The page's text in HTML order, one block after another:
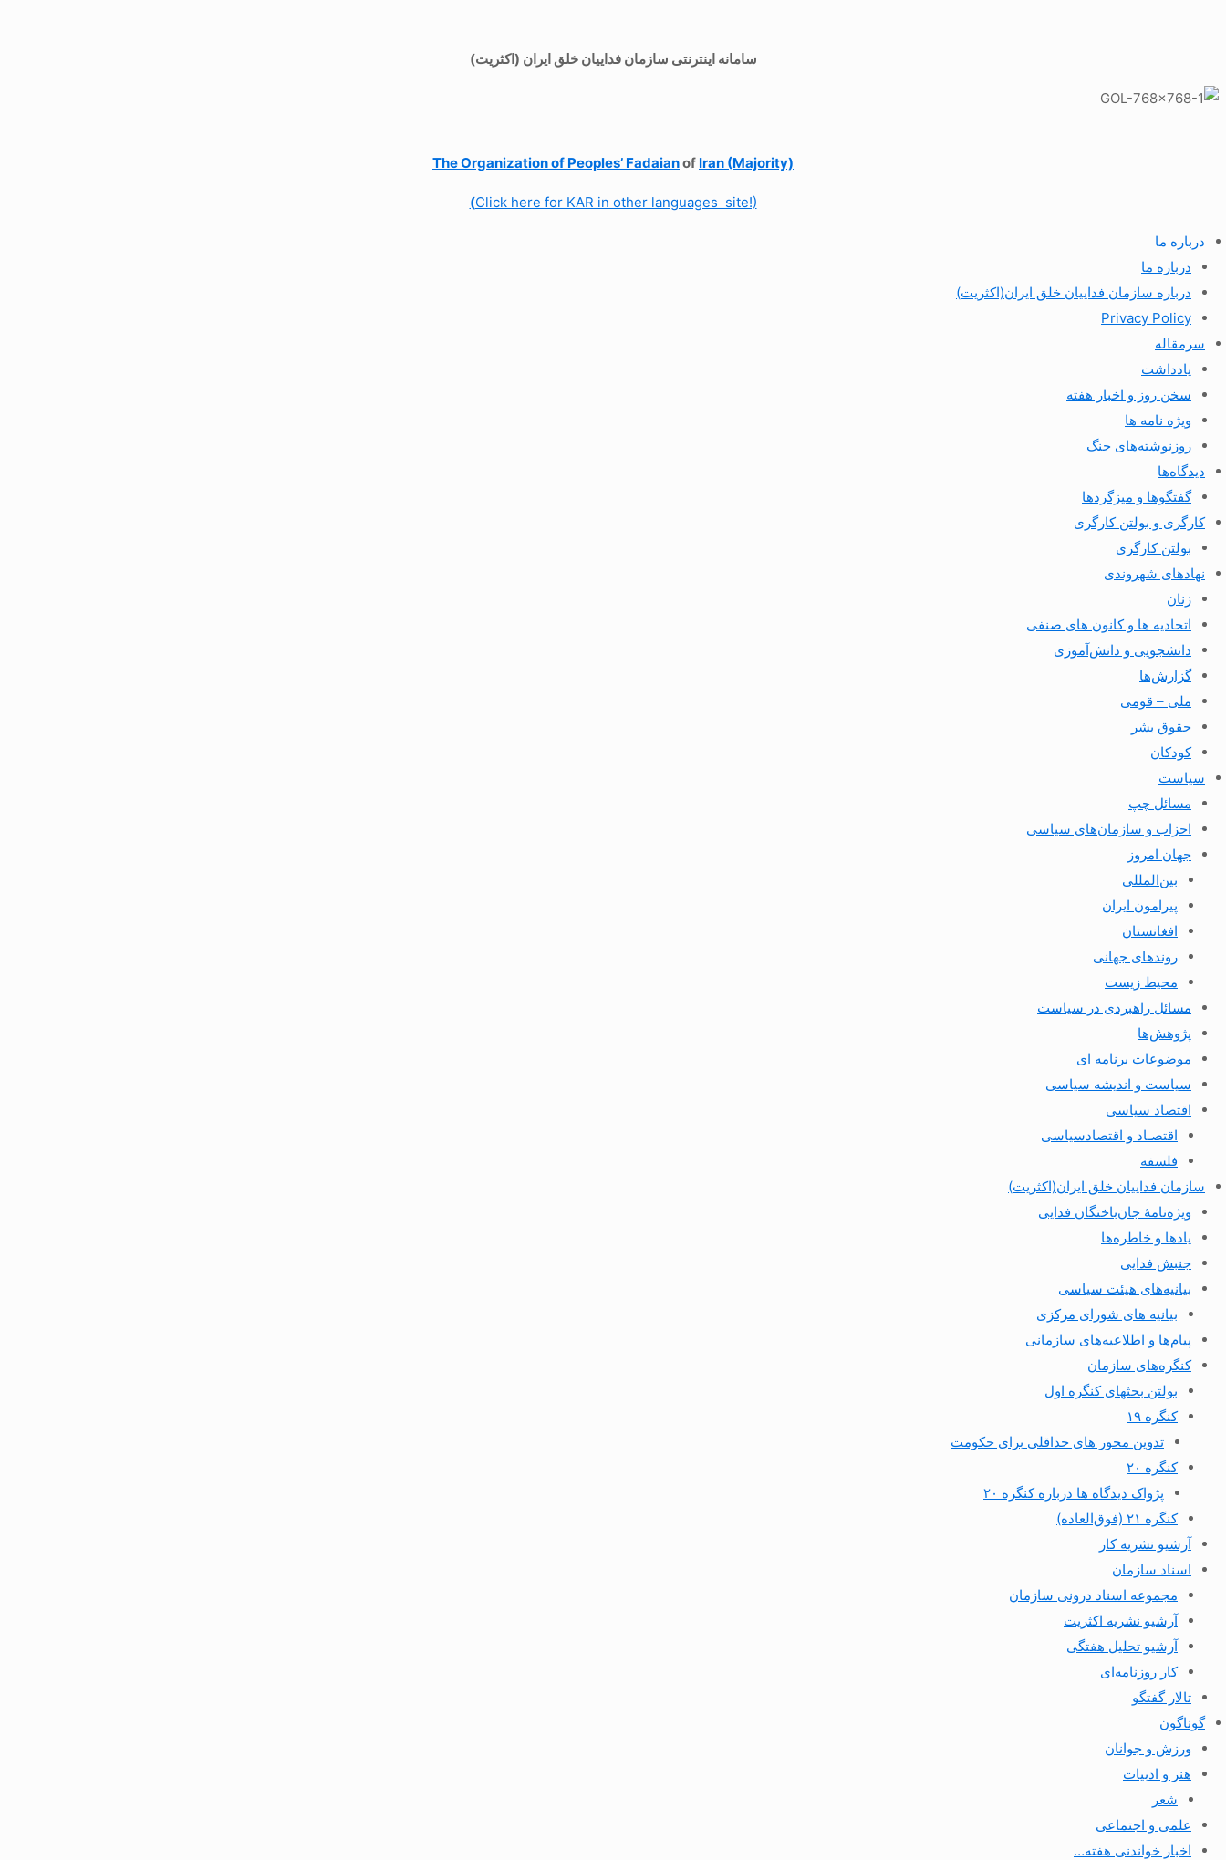
سامانه اینترنتی سازمان فداییان خلق ایران (اکثریت)
The Organization of Peoples’ Fadaianof Iran (Majority)
(Click here for KAR in other languages site!)
درباره ما
درباره ما
درباره سازمان فداییان خلق ایران(اکثریت)
Privacy Policy
سرمقاله
یادداشت
سخن روز و اخبار هفته
ویژه نامه ها
روزنوشته‌های جنگ
دیدگاه‌ها
گفتگوها و میزگردها
کارگری و بولتن کارگری
بولتن کارگری
نهادهای شهروندی
زنان
اتحادیه ها و کانون های صنفی
دانشجویی و دانش‌آموزی
گزارش‌ها
ملی – قومی
حقوق بشر
کودکان
سیاست
مسائل چپ
احزاب و سازمان‌های سیاسی
جهان امروز
بین‌المللی
پیرامون ایران
افغانستان
روندهای جهانی
محیط زیست
مسائل راهبردی در سیاست
پژوهش‌ها
موضوعات برنامه ای
سیاست و اندیشه سیاسی
اقتصاد سیاسی
اقتصـاد و اقتصاد‌سیاسی
فلسفه
سازمان فداییان خلق ایران(اکثریت)
ویژه‌نامهٔ جان‌باختگان فدایی
یادها و خاطره‌ها
جنبش فدایی
بیانیه‌های هیئت سیاسی
بیانیه های شورای مرکزی
پیام‌ها و اطلاعیه‌های سازمانی
کنگره‌های سازمان
بولتن بحثهای کنگره اول
کنگره ۱۹
تدوین محور های حداقلی برای حکومت
کنگره ۲۰
پژواک دیدگاه ها درباره کنگره ۲۰
کنگره ۲۱ (فوق‌العاده)
آرشیو نشریه کار
اسناد سازمان
مجموعه اسناد درونی سازمان
آرشیو نشریه اکثریت
آرشیو تحلیل هفتگی
کار روزنامه‌ای
تالار گفتگو
گوناگون
ورزش و جوانان
هنر و ادبیات
شعر
علمی و اجتماعی
اخبار خواندنی هفته…